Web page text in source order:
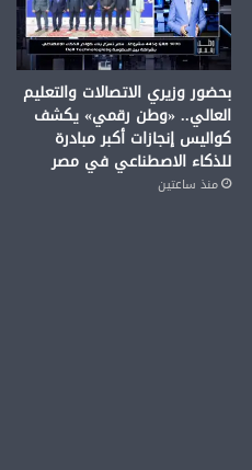
بحضور وزيري الاتصالات والتعليم
العالي.. «وطن رقمي» يكشف
كواليس إنجازات أكبر مبادرة
للذكاء الاصطناعي في مصر
منذ ساعتين